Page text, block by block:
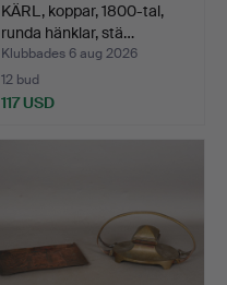
KÄRL, koppar, 1800-tal,
runda hänklar, stä…
Klubbades 6 aug 2026
12 bud
117 USD